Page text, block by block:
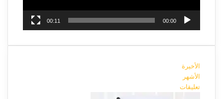
00:00
00:11
الأخيرة
الأشهر
تعليقات